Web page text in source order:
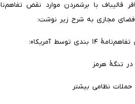
قالیباف با برشمردن موارد نقض
مجازی به شرح زیر نوشت:
توسط آمریکا»: